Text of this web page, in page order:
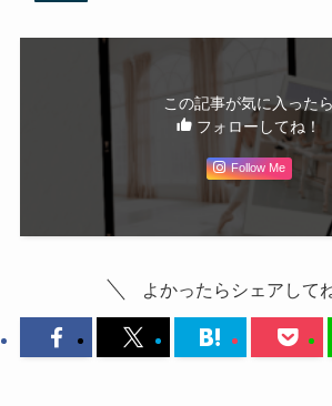
この記事が気に入ったら
フォローしてね！
Follow Me
よかったらシェアして